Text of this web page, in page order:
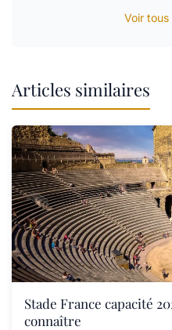
Voir
Articles similaires
Stade France capacité
connaître